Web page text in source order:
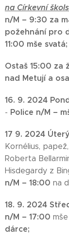
na Církevní
n/M – 9:30 za
požehnání pro
11:00 mše svatá;
Ostaš 15:00 za
nad Metují a
16. 9. 2024
- Police n/M –
17 9. 2024
Kornélius,
Roberta
Hisdegardy z
n/M – 18:00 na
18. 9. 2024
n/M – 17:00
dárce;